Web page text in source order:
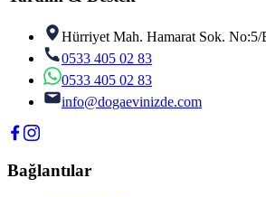
Hürriyet Mah. Hamarat Sok. No:5/
0533 405 02 83
0533 405 02 83
info@dogaevinizde.com
Bağlantılar